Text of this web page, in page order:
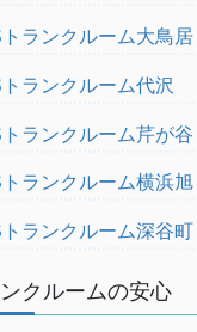
トランクルーム大鳥居
ランクルーム代沢
トランクルーム芹が谷
トランクルーム横浜旭
トランクルーム深谷町
クルームの安心